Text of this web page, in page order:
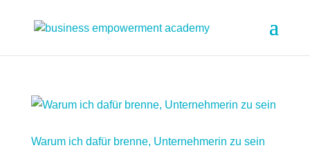
Warum ich dafür brenne, Unternehmerin zu sein